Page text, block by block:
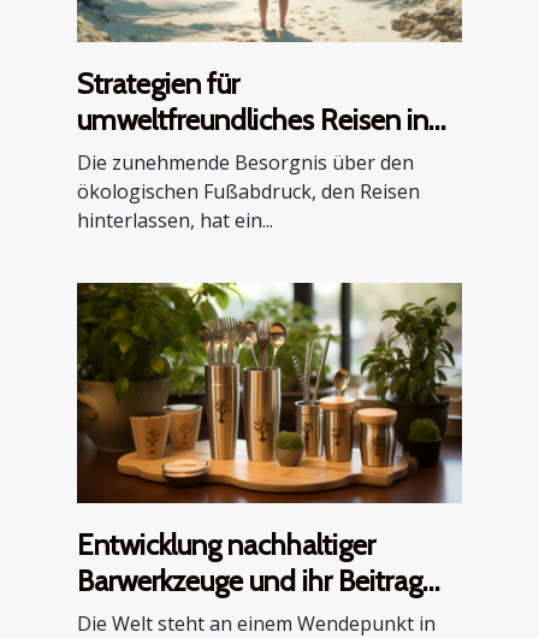
Strategien für
umweltfreundliches Reisen in
Küstenregionen
Die zunehmende Besorgnis über den
ökologischen Fußabdruck, den Reisen
hinterlassen, hat ein...
Entwicklung nachhaltiger
Barwerkzeuge und ihr Beitrag
zum Umweltschutz
Die Welt steht an einem Wendepunkt in